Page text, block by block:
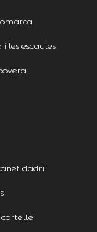
les escaules
dadri
cartelle